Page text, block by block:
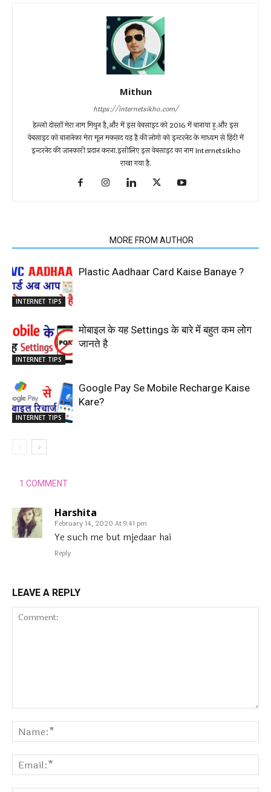
Mithun
https://internetsikho.com/
हेल्लो दोस्तों मेरा नाम मिथुन है,और में इस वेबसाइट को 2016 में बानाया हु.और इस
वेबसाइट को बानानेका मेरा मूल मकसद यह है की लोगो को इन्टरनेट के माध्यम से हिंदी में
इन्टरनेट की जानकारी प्रदान करना.इसीलिए इस वेबसाइट का नाम Internetsikho
राखा गया है.
MORE FROM AUTHOR
INTERNET TIPS
Plastic Aadhaar Card Kaise Banaye ?
INTERNET TIPS
मोबाइल के यह Settings के बारे में बहुत कम लोग
जानते है
INTERNET TIPS
Google Pay Se Mobile Recharge Kaise
Kare?
1 COMMENT
Harshita
February 14, 2020 At 9:41 pm
Ye such me but mjedaar hai
Reply
LEAVE A REPLY